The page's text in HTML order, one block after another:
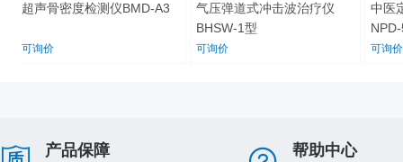
超声骨密度检测仪BMD-A3
可询价
气压弹道式冲击波治疗仪
BHSW-1型
可询价
中医定
NPD-5AE
可询价
产品保障 帮助中心